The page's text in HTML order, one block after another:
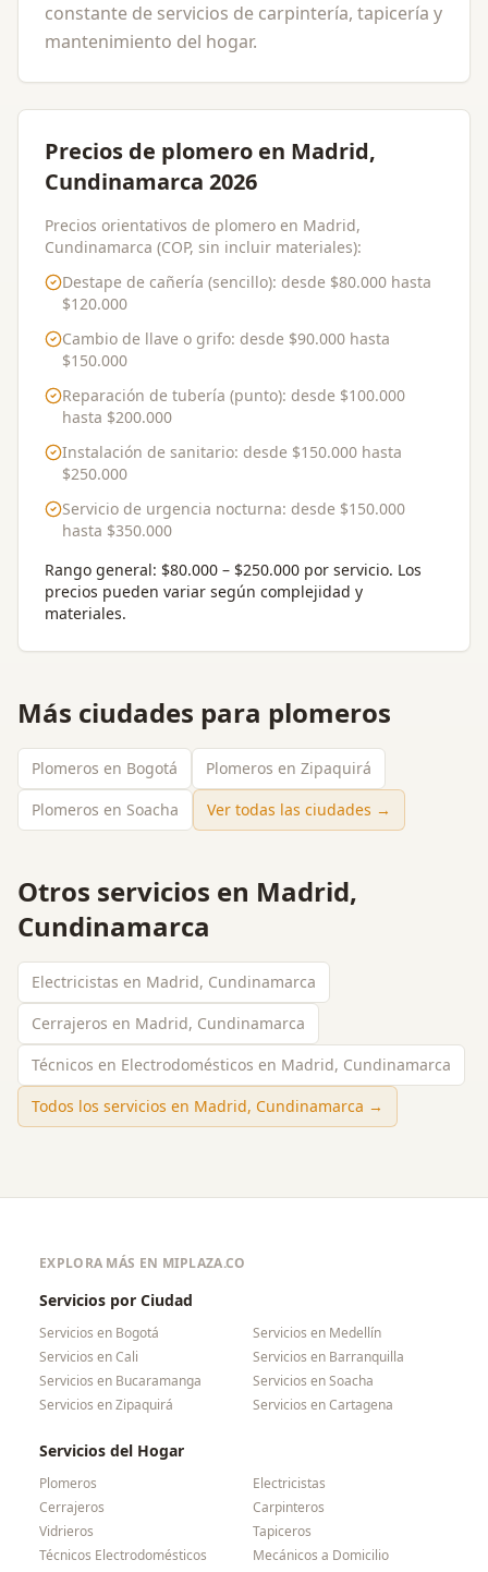
constante de servicios de carpintería, tapicería y
mantenimiento del hogar.
Precios de plomero en Madrid,
Cundinamarca 2026
Precios orientativos de plomero en Madrid,
Cundinamarca (COP, sin incluir materiales):
Destape de cañería (sencillo): desde $80.000 hasta
$120.000
Cambio de llave o grifo: desde $90.000 hasta
$150.000
Reparación de tubería (punto): desde $100.000
hasta $200.000
Instalación de sanitario: desde $150.000 hasta
$250.000
Servicio de urgencia nocturna: desde $150.000
hasta $350.000
Rango general: $80.000 – $250.000 por servicio. Los
precios pueden variar según complejidad y
materiales.
Más ciudades para plomeros
Plomeros en Bogotá
Plomeros en Zipaquirá
Plomeros en Soacha
Ver todas las ciudades →
Otros servicios en Madrid,
Cundinamarca
Electricistas en Madrid, Cundinamarca
Cerrajeros en Madrid, Cundinamarca
Técnicos en Electrodomésticos en Madrid, Cundinamarca
Todos los servicios en Madrid, Cundinamarca →
EXPLORA MÁS EN MIPLAZA.CO
Servicios por Ciudad
Servicios en Bogotá Servicios en Medellín
Servicios enCali Servicios en Barranquilla
Servicios en Bucaramanga Servicios enSoacha
Servicios enZipaquirá Servicios enCartagena
Servicios del Hogar
Plomeros
Electricistas
Cerrajeros
Carpinteros
Vidrieros
Tapiceros
Técnicos Electrodomésticos
Mecánicos a Domicilio